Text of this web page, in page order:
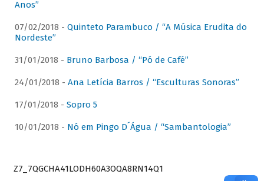
Anos”
07/02/2018 - Quinteto Parambuco / “A Música Erudita do
Nordeste”
31/01/2018 - Bruno Barbosa / “Pó de Café”
24/01/2018 - Ana Letícia Barros / “Esculturas Sonoras”
17/01/2018 - Sopro 5
10/01/2018 - Nó em Pingo D´Água / “Sambantologia”
Z7_7QGCHA41LODH60A3OQA8RN14Q1